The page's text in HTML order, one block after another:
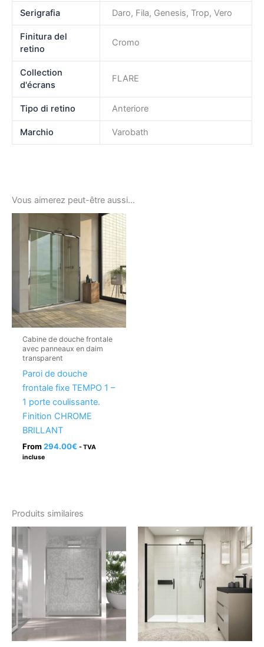
Serigrafia Daro, Fila, Genesis, Trop, Vero
Finitura del
retino
Cromo
Collection
d'écrans
FLARE
Tipo di retino Anteriore
Marchio Varobath
Vous aimerez peut-être aussi…
Cabine de douche frontale
avec panneaux en daim
transparent
Paroi de douche
frontale fixe TEMPO 1 –
1 porte coulissante.
Finition CHROME
BRILLANT
From 294.00€ - TVA
incluse
Produits similaires